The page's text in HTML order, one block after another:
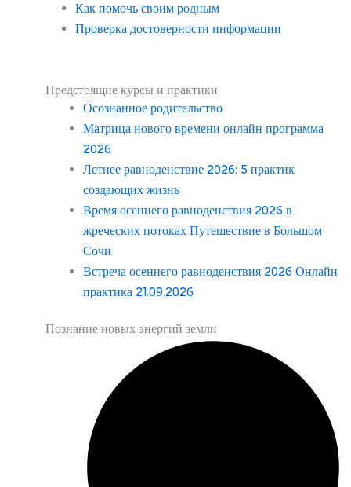
Как помочь своим родным
Проверка достоверности информации
Предстоящие курсы и практики
Осознанное родительство
Матрица нового времени онлайн программа
2026
Летнее равноденствие 2026: 5 практик
создающих жизнь
Время осеннего равноденствия 2026 в
жреческих потоках Путешествие в Большом
Сочи
Встреча осеннего равноденствия 2026 Онлайн
практика 21.09.2026
Познание новых энергий земли